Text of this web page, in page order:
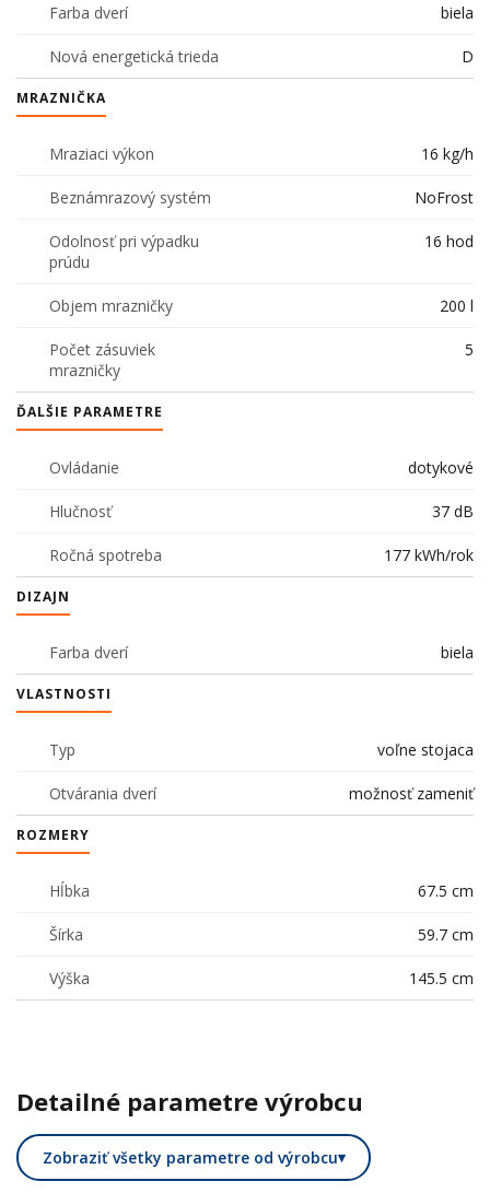
Farba dverí biela
Nová energetická trieda D
MRAZNIČKA
Mraziaci výkon 16 kg/h
Beznámrazový systém NoFrost
Odolnosť pri výpadku
prúdu
16 hod
Objem mrazničky 200 l
Počet zásuviek
mrazničky
5
ĎALŠIE PARAMETRE
Ovládanie dotykové
Hlučnosť 37 dB
Ročná spotreba 177 kWh/rok
DIZAJN
Farba dverí biela
VLASTNOSTI
Typ voľne stojaca
Otvárania dverí možnosť zameniť
ROZMERY
Hĺbka 67.5 cm
Šírka 59.7 cm
Výška 145.5 cm
Detailné parametre výrobcu
Zobraziť všetky parametre od výrobcu▾